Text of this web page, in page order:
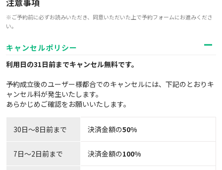
※ご予約前に必ずお読みいただき、同意いただいた上で予約フォームにお進みくださ
い。
キャンセルポリシー
利用日の31日前までキャンセル無料です。
予約成立後のユーザー様都合でのキャンセルには、下記のとおりキ
ャンセル料が発生いたします。
あらかじめご確認をお願いいたします。
30日〜8日前まで 決済金額の50%
7日～2日前まで 決済金額の100%